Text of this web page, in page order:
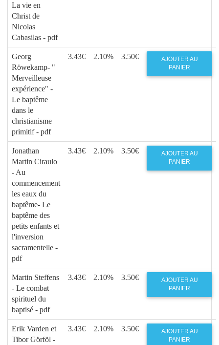
La vie en
Christ de
Nicolas
Cabasilas - pdf
Georg
Röwekamp- "
Merveilleuse
expérience" -
Le baptême
dans le
christianisme
primitif - pdf
3.43€ 2.10% 3.50€
AJOUTER AU
PANIER
Jonathan
Martin Ciraulo
- Au
commencement
les eaux du
baptême- Le
baptême des
petits enfants et
l'inversion
sacramentelle -
pdf
3.43€ 2.10% 3.50€
AJOUTER AU
PANIER
Martin Steffens
- Le combat
spirituel du
baptisé - pdf
3.43€ 2.10% 3.50€
AJOUTER AU
PANIER
Erik Varden et
Tibor Görföl -
3.43€ 2.10% 3.50€
AJOUTER AU
PANIER